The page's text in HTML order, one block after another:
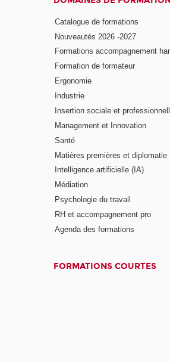
Catalogue de formations
Nouveautés 2026 -2027
Formations accompagnement
Formation de formateur
Ergonomie
Industrie
Insertion sociale et
Management et Innovation
Santé
Matières premières et diplomatie
Intelligence artificielle (IA)
Médiation
Psychologie du travail
RH et accompagnement pro
Agenda des formations
FORMATIONS COURTES